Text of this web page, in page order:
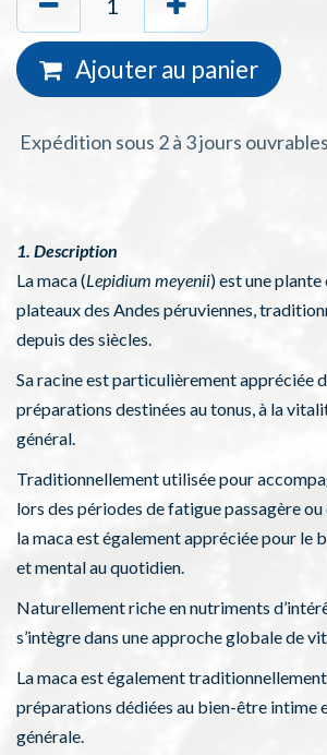
Ajouter au panier
Expédition sous 2 à 3 jours ouvrables
1. Description
La maca (Lepidium meyenii) est une
plateaux des Andes péruviennes,
depuis des siècles.
Sa racine est particulièrement appréciée
préparations destinées au tonus, à la
général.
Traditionnellement utilisée pour
lors des périodes de fatigue passagère
la maca est également appréciée pour le
et mental au quotidien.
Naturellement riche en nutriments
s’intègre dans une approche globale de
La maca est également
préparations dédiées au bien-être intime
générale.